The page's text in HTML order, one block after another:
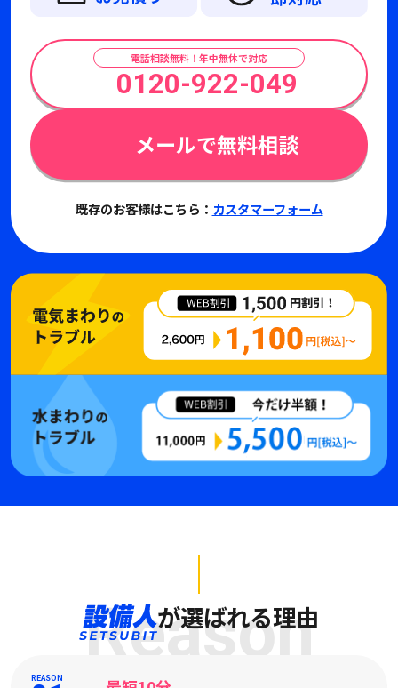
電話相談無料！年中無休で対応
0120-922-049
メールで無料相談
既存のお客様はこちら： カスタマーフォーム
Reason
が選ばれる理由
REASON